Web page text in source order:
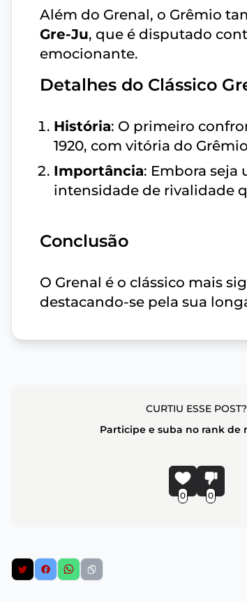
Além do Grenal, o Grêmio
Gre-Ju, que é disputado
emocionante.
Detalhes do Clássico
História: O primeiro
1920, com vitória do
Importância: Embora seja
intensidade de rivalidade
Conclusão
O Grenal é o clássico mais
destacando-se pela sua
CURTIU ESSE POST?
Participe e suba no rank de
0 0